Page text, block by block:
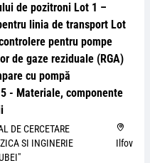
de pozitroni Lot 1 –
linia de transport Lot
pentru pompe
de gaze reziduale (RGA)
cu pompă
- Materiale, componente
DE CERCETARE
SI INGINERIE
Ilfov